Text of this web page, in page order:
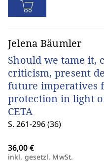
Jelena Bäumler
Should we tame it,
criticism, present
future imperatives
protection in light
CETA
S. 261-296 (36)
inkl. gesetzl. MwSt.